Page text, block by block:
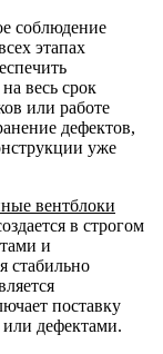
соблюдение
этапах
весь срок
или работе
дефектов,
уже
вентблоки
в строгом
и
стабильно
поставку
дефектами.